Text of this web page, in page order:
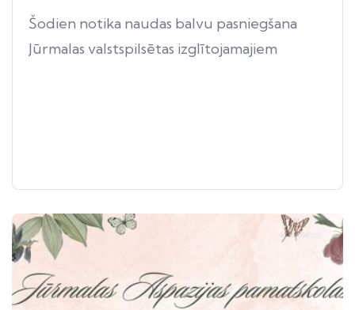
Šodien notika naudas balvu pasniegšana
Jūrmalas valstspilsētas izglītojamajiem